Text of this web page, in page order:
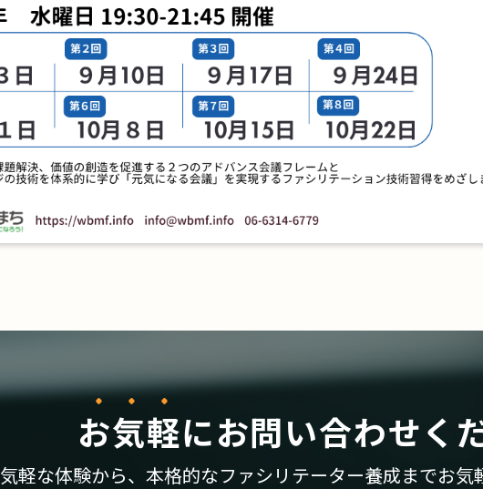
お気軽にお問い合わせく
気軽な体験から、 本格的なファシリテーター養成までお気